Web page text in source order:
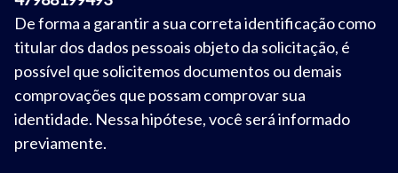
De forma a garantir a sua correta identificação como
titular dos dados pessoais objeto da solicitação, é
possível que solicitemos documentos ou demais
comprovações que possam comprovar sua
identidade. Nessa hipótese, você será informado
previamente.